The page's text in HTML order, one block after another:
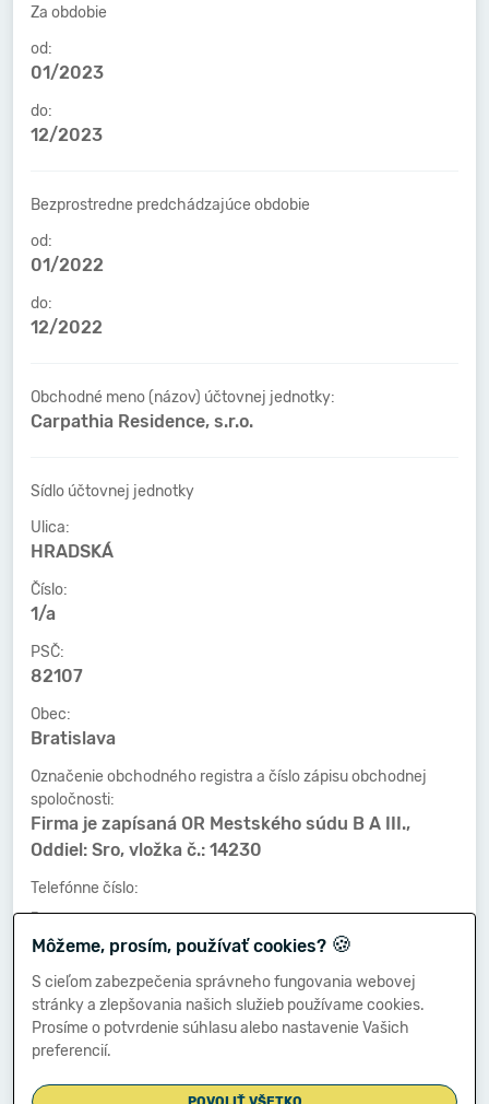
Za obdobie
od:
01/2023
do:
12/2023
Bezprostredne predchádzajúce obdobie
od:
01/2022
do:
12/2022
Obchodné meno (názov) účtovnej jednotky:
Carpathia Residence, s.r.o.
Sídlo účtovnej jednotky
Ulica:
HRADSKÁ
Číslo:
1/a
PSČ:
82107
Obec:
Bratislava
Označenie obchodného registra a číslo zápisu obchodnej
spoločnosti:
Firma je zapísaná OR Mestského súdu B A III.,
Oddiel: Sro, vložka č.: 14230
Telefónne číslo:
-
Faxové číslo:
-
E-mailová adresa:
-
Môžeme, prosím, používať cookies? 🍪
S cieľom zabezpečenia správneho fungovania webovej
stránky a zlepšovania našich služieb používame cookies.
Prosíme o potvrdenie súhlasu alebo nastavenie Vašich
preferencií.